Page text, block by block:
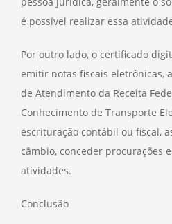
é possível realizar essa
Por outro lado, o certificado
emitir notas fiscais eletrônicas,
de Atendimento da Receita
Conhecimento de Transporte
escrituração contábil ou fiscal,
câmbio, conceder procurações
atividades.
Conclusão